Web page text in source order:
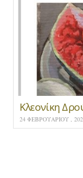
Κλεονίκη
24 ΦΕΒΡΟΥΑΡΊΟΥ ,